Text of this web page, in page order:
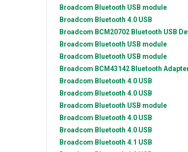
Broadcom Bluetooth USB module
Broadcom Bluetooth 4.0 USB
Broadcom BCM20702 Bluetooth USB
Broadcom Bluetooth USB module
Broadcom Bluetooth USB module
Broadcom BCM43142 Bluetooth
Broadcom Bluetooth 4.0 USB
Broadcom Bluetooth 4.0 USB
Broadcom Bluetooth USB module
Broadcom Bluetooth 4.0 USB
Broadcom Bluetooth 4.0 USB
Broadcom Bluetooth 4.1 USB